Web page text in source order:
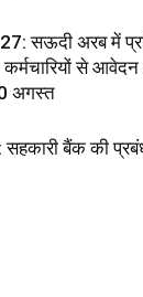
सऊदी अरब में
कर्मचारियों से
अगस्त
सहकारी बैंक की